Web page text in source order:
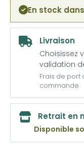
En stock
Livraison
Choisissez
validation
Frais de port
commande
Retrait en
Disponible